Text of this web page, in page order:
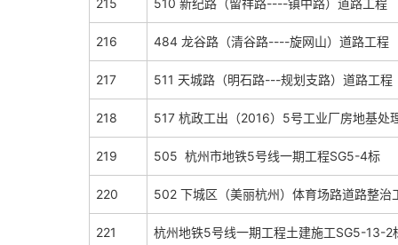
215 510 新纪路（留祥路----镇中路）道路工程
216 484 龙谷路（清谷路----旋网山）道路工程
217 511 天城路（明石路---规划支路）道路工程
218 517 杭政工出（2016）5号工业厂房地基处
219 505 杭州市地铁5号线一期工程SG5-4标
220 502 下城区（美丽杭州）体育场路道路整治
221 杭州地铁5号线一期工程土建施工SG5-13-2